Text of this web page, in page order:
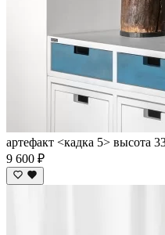
артефакт <кадка 5> высота
9 600 ₽